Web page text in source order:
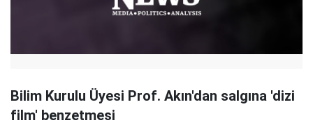
Bilim Kurulu Üyesi Prof. Akın'dan salgına 'dizi
film' benzetmesi